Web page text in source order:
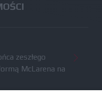
zeszłego
McLarena na
Astona Martina i